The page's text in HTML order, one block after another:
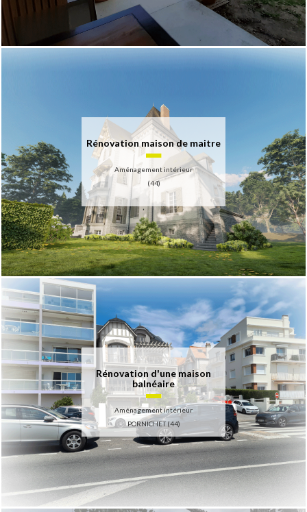
Rénovation maison de maitre
Aménagement intérieur
(44)
Rénovation d'une maison
balnéaire
Aménagement intérieur
PORNICHET (44)